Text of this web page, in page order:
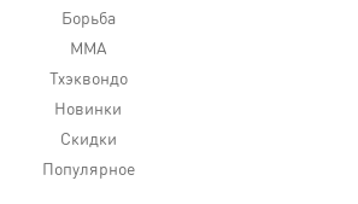
Борьба
MMA
Тхэквондо
Новинки
Скидки
Популярное